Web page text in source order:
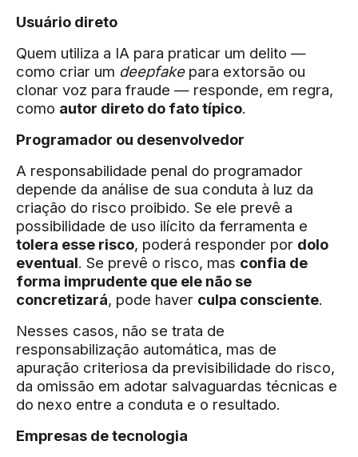
Usuário direto
Quem utiliza a IA para praticar um delito —
como criar um deepfakepara extorsão ou
clonar voz para fraude — responde, em regra,
como autor direto do fato típico.
Programador ou desenvolvedor
A responsabilidade penal do programador
depende da análise de sua conduta à luz da
criação do risco proibido. Se ele prevê a
possibilidade de uso ilícito da ferramenta e
tolera esse risco, poderá responder por dolo
eventual. Se prevê o risco, mas confia de
forma imprudente que ele não se
concretizará, pode haver culpa consciente.
Nesses casos, não se trata de
responsabilização automática, mas de
apuração criteriosa da previsibilidade do risco,
da omissão em adotar salvaguardas técnicas e
do nexo entre a conduta e o resultado.
Empresas de tecnologia